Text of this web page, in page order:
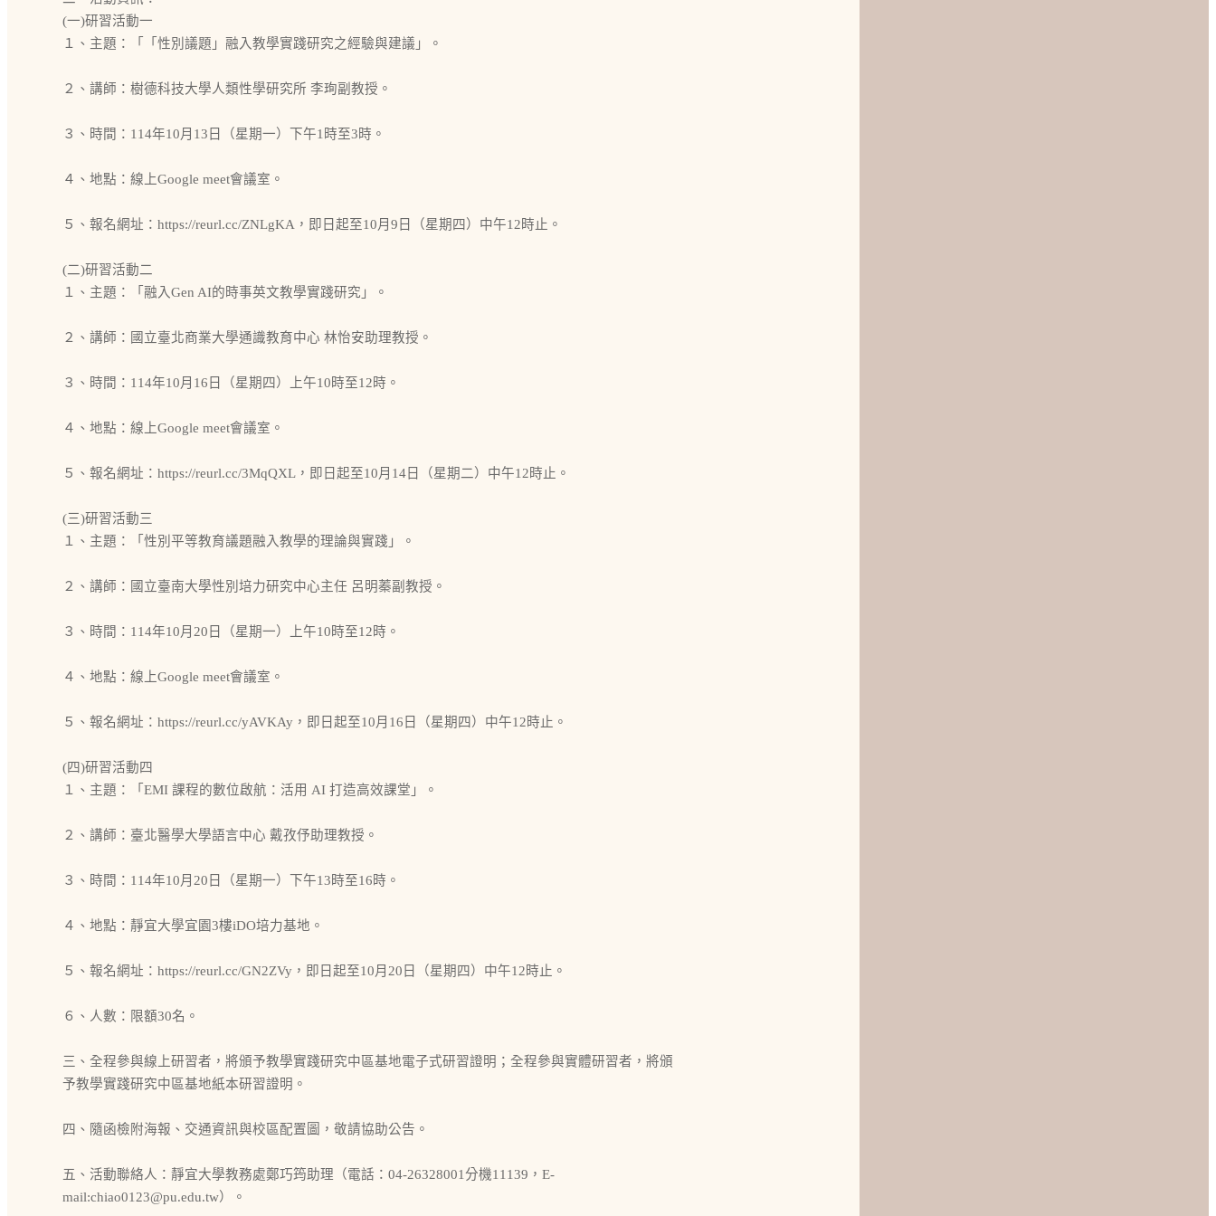
(一)研習活動一
１、主題：「「性別議題」融入教學實踐研究之經驗與建議」。
２、講師：樹德科技大學人類性學研究所 李珣副教授。
３、時間：114年10月13日（星期一）下午1時至3時。
４、地點：線上Google meet會議室。
５、報名網址：https://reurl.cc/ZNLgKA，即日起至10月9日（星期四）中午12時止。
(二)研習活動二
１、主題：「融入Gen AI的時事英文教學實踐研究」。
２、講師：國立臺北商業大學通識教育中心 林怡安助理教授。
３、時間：114年10月16日（星期四）上午10時至12時。
４、地點：線上Google meet會議室。
５、報名網址：https://reurl.cc/3MqQXL，即日起至10月14日（星期二）中午12時止。
(三)研習活動三
１、主題：「性別平等教育議題融入教學的理論與實踐」。
２、講師：國立臺南大學性別培力研究中心主任 呂明蓁副教授。
３、時間：114年10月20日（星期一）上午10時至12時。
４、地點：線上Google meet會議室。
５、報名網址：https://reurl.cc/yAVKAy，即日起至10月16日（星期四）中午12時止。
(四)研習活動四
１、主題：「EMI 課程的數位啟航：活用 AI 打造高效課堂」。
２、講師：臺北醫學大學語言中心 戴孜伃助理教授。
３、時間：114年10月20日（星期一）下午13時至16時。
４、地點：靜宜大學宜園3樓iDO培力基地。
５、報名網址：https://reurl.cc/GN2ZVy，即日起至10月20日（星期四）中午12時止。
６、人數：限額30名。
三、全程參與線上研習者，將頒予教學實踐研究中區基地電子式研習證明；全程參與實體研習者，將頒
予教學實踐研究中區基地紙本研習證明。
四、隨函檢附海報、交通資訊與校區配置圖，敬請協助公告。
五、活動聯絡人：靜宜大學教務處鄭巧筠助理（電話：04-26328001分機11139，E-
mail:chiao0123@pu.edu.tw）。